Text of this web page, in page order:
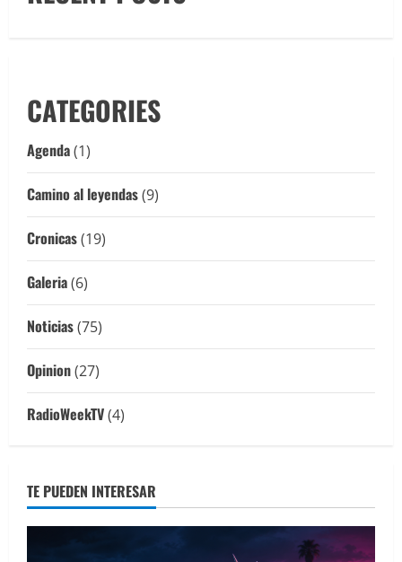
CATEGORIES
Agenda(1)
Camino al leyendas(9)
Cronicas(19)
Galeria(6)
Noticias(75)
Opinion(27)
RadioWeekTV(4)
TE PUEDEN INTERESAR